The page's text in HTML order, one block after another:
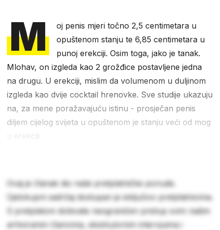
M
oj penis mjeri točno 2,5 centimetara u
opuštenom stanju te 6,85 centimetara u
punoj erekciji. Osim toga, jako je tanak.
Mlohav, on izgleda kao 2 grožđice postavljene jedna
na drugu. U erekciji, mislim da volumenom u duljinom
izgleda kao dvije cocktail hrenovke. Sve studije ukazuju
na, za mene poražavajuću istinu - prosječan penis
diljem cijelog svijeta u opuštenom je stanju veći od mog
u erekciji.
Ovaj je članak dio naše pretplatničke ponude.
Cjelokupni sadržaj dostupan je isključivo pretplatnicima.
S pretplatom dobivate neograničen pristup svim našim
arhiviranim člancima, ekskluzivnim intervjuima i